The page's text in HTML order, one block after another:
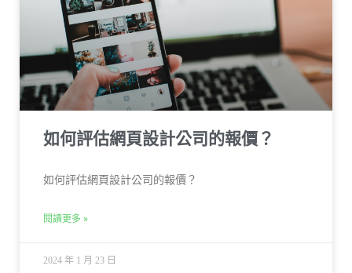
如何評估網頁設計公司的報價？
如何評估網頁設計公司的報價？
閱讀更多 »
2024 年 1 月 23 日